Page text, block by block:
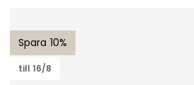
10
till 16/8